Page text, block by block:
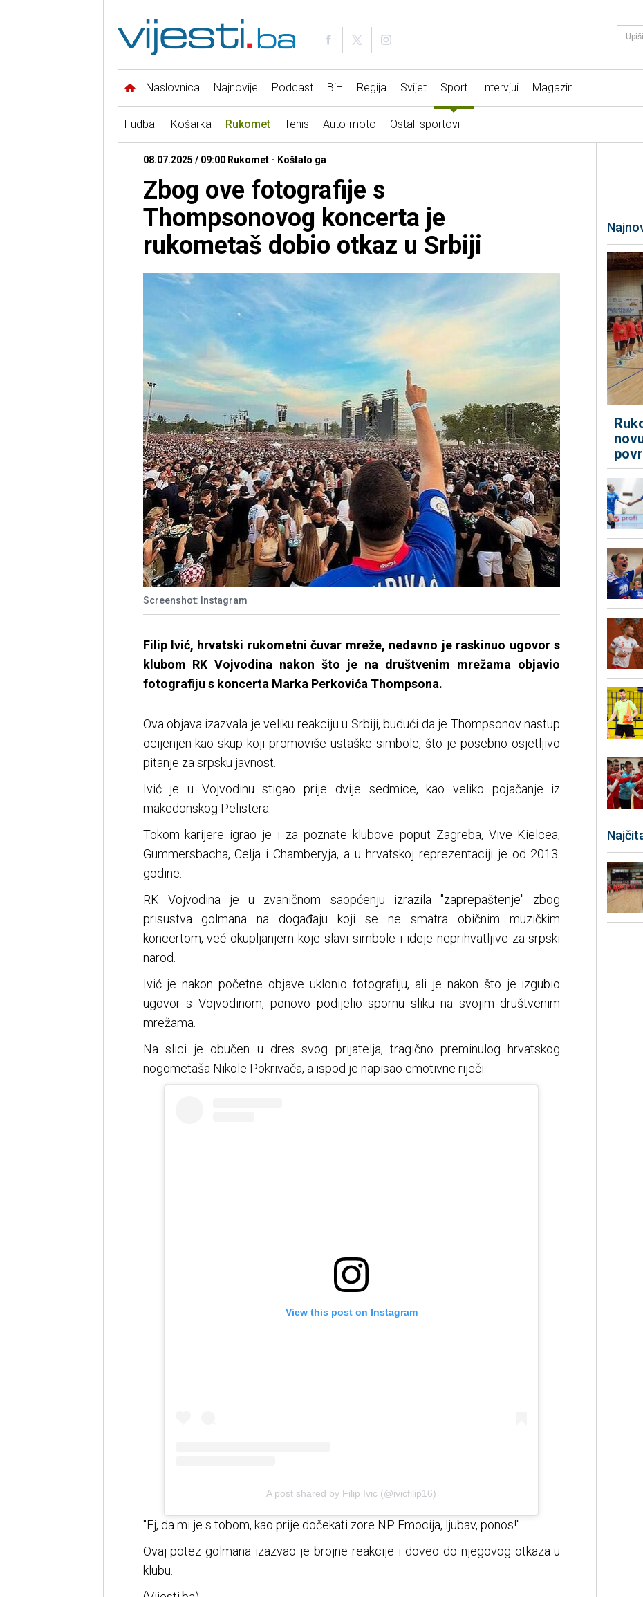
Naslovnica Najnovije Podcast BiH Regija Svijet Sport Intervjui Magazin
Fudbal Košarka Rukomet Tenis Auto-moto Ostali sportovi
08.07.2025 / 09:00 Rukomet - Koštalo ga
Zbog ove fotografije s
Thompsonovog koncerta je
rukometaš dobio otkaz u Srbiji
Screenshot: Instagram
Filip Ivić, hrvatski rukometni čuvar mreže, nedavno je raskinuo ugovor s
klubom RK Vojvodina nakon što je na društvenim mrežama objavio
fotografiju s koncerta Marka Perkovića Thompsona.
Ova objava izazvala je veliku reakciju u Srbiji, budući da je Thompsonov nastup
ocijenjen kao skup koji promoviše ustaške simbole, što je posebno osjetljivo
pitanje za srpsku javnost.
Ivić je u Vojvodinu stigao prije dvije sedmice, kao veliko pojačanje iz
makedonskog Pelistera.
Tokom karijere igrao je i za poznate klubove poput Zagreba, Vive Kielcea,
Gummersbacha, Celja i Chamberyja, a u hrvatskoj reprezentaciji je od 2013.
godine.
RK Vojvodina je u zvaničnom saopćenju izrazila "zaprepaštenje" zbog
prisustva golmana na događaju koji se ne smatra običnim muzičkim
koncertom, već okupljanjem koje slavi simbole i ideje neprihvatljive za srpski
narod.
Ivić je nakon početne objave uklonio fotografiju, ali je nakon što je izgubio
ugovor s Vojvodinom, ponovo podijelio spornu sliku na svojim društvenim
mrežama.
Na slici je obučen u dres svog prijatelja, tragično preminulog hrvatskog
nogometaša Nikole Pokrivača, a ispod je napisao emotivne riječi.
View this post on Instagram
A post shared by Filip Ivic (@ivicfilip16)
"Ej, da mi je s tobom, kao prije dočekati zore NP. Emocija, ljubav, ponos!"
Ovaj potez golmana izazvao je brojne reakcije i doveo do njegovog otkaza u
klubu.